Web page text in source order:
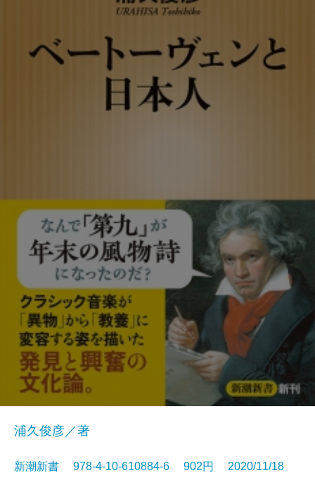
浦久俊彦／著
新潮新書 978-4-10-610884-6 902円 2020/11/18